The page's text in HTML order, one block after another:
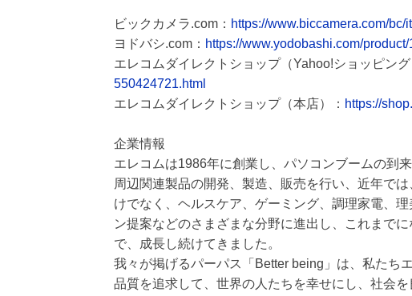
ビックカメラ.com： https://www.biccamera.com/bc/
ヨドバシ.com： https://www.yodobashi.com/
エレコムダイレクトショップ（Yahoo!ショッピング
550424721.html
エレコムダイレクトショップ（本店）： https://
企業情報
エレコムは1986年に創業し、パソコンブームの到
周辺関連製品の開発、製造、販売を行い、近年で
けでなく、ヘルスケア、ゲーミング、調理家電、
ン提案などのさまざまな分野に進出し、これまで
で、成長し続けてきました。
我々が掲げるパーパス「Better being」は、私たち
品質を追求して、世界の人たちを幸せにし、社会